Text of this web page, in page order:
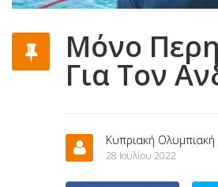
Μόνο
Για Τον
Κυπριακή Ολυμπιακή
28 Ιουλίου 2022